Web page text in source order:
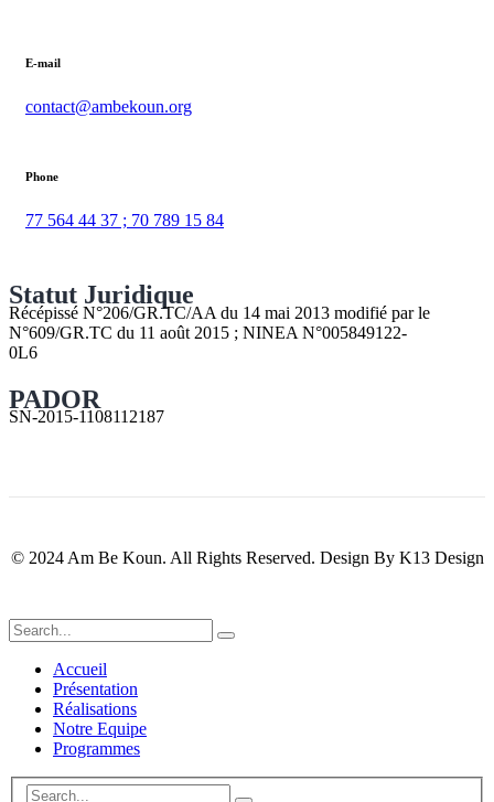
E-mail
contact@ambekoun.org
Phone
77 564 44 37 ; 70 789 15 84
Statut Juridique
Récépissé N°206/GR.TC/AA du 14 mai 2013 modifié par le
N°609/GR.TC du 11 août 2015 ; NINEA N°005849122-
0L6
PADOR
SN-2015-1108112187
© 2024 Am Be Koun. All Rights Reserved. Design By K13 Design
Accueil
Présentation
Réalisations
Notre Equipe
Programmes